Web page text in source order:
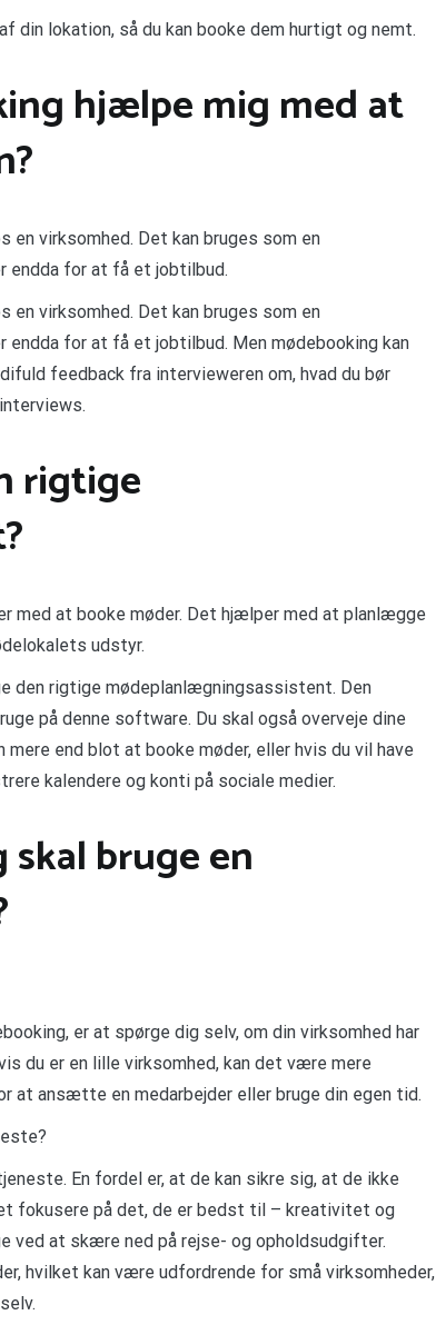
din lokation, så du kan booke dem hurtigt og nemt.
hjælpe mig med at
en virksomhed. Det kan bruges som en
endda for at få et jobtilbud.
en virksomhed. Det kan bruges som en
for at få et jobtilbud. Men mødebooking kan
feedback fra intervieweren om, hvad du bør
rigtige
med at booke møder. Det hjælper med at planlægge
udstyr.
den rigtige mødeplanlægningsassistent. Den
på denne software. Du skal også overveje dine
end blot at booke møder, eller hvis du vil have
kalendere og konti på sociale medier.
bruge en
er at spørge dig selv, om din virksomhed har
du er en lille virksomhed, kan det være mere
ansætte en medarbejder eller bruge din egen tid.
En fordel er, at de kan sikre sig, at de ikke
fokusere på det, de er bedst til – kreativitet og
ved at skære ned på rejse- og opholdsudgifter.
hvilket kan være udfordrende for små virksomheder,